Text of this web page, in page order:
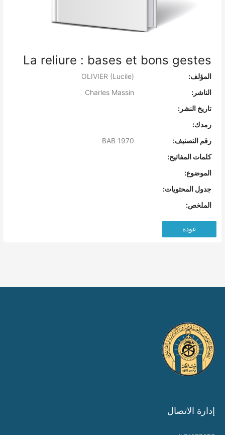
La reliure : bases et bons gestes
المؤلف:
الناشر:
تاريخ النشر:
رمدك:
رقم التصنيف:
كلمات المفاتيح:
الموضوع:
جدول المحتويات:
الملخص:
عودة
إدارة الاتصال